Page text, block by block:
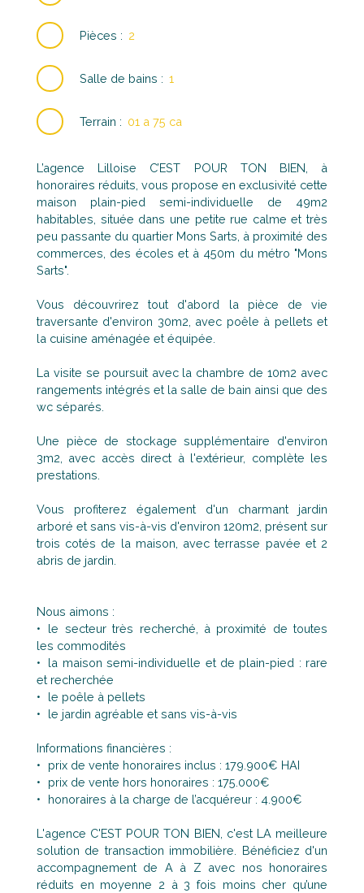
Pièces : 2
Salle de bains : 1
Terrain : 01 a 75 ca
L’agence Lilloise C’EST POUR TON BIEN, à
honoraires réduits, vous propose en exclusivité cette
maison plain-pied semi-individuelle de 49m2
habitables, située dans une petite rue calme et très
peu passante du quartier Mons Sarts, à proximité des
commerces, des écoles et à 450m du métro "Mons
Sarts".
Vous découvrirez tout d'abord la pièce de vie
traversante d'environ 30m2, avec poêle à pellets et
la cuisine aménagée et équipée.
La visite se poursuit avec la chambre de 10m2 avec
rangements intégrés et la salle de bain ainsi que des
wc séparés.
Une pièce de stockage supplémentaire d'environ
3m2, avec accès direct à l'extérieur, complète les
prestations.
Vous profiterez également d'un charmant jardin
arboré et sans vis-à-vis d'environ 120m2, présent sur
trois cotés de la maison, avec terrasse pavée et 2
abris de jardin.
Nous aimons :
le secteur très recherché, à proximité de toutes
les commodités
la maison semi-individuelle et de plain-pied : rare
et recherchée
le poêle à pellets
le jardin agréable et sans vis-à-vis
Informations financières :
prix de vente honoraires inclus : 179.900€ HAI
prix de vente hors honoraires : 175.000€
honoraires à la charge de l’acquéreur : 4.900€
L'agence C'EST POUR TON BIEN, c'est LA meilleure
solution de transaction immobilière. Bénéficiez d'un
accompagnement de A à Z avec nos honoraires
réduits en moyenne 2 à 3 fois moins cher qu’une